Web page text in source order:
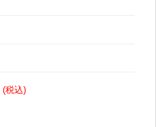
(税込)